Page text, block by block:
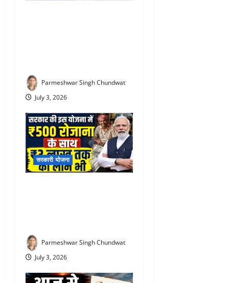
Parmeshwar Singh Chundwat
July 3, 2026
सरकारी योजना
Parmeshwar Singh Chundwat
July 3, 2026